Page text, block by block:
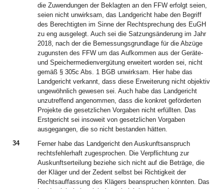
die Zuwendungen der Beklagten an den FFW erfolgt seien,
seien nicht unwirksam, das Landgericht habe den Begriff
des Berechtigten im Sinne der Rechtsprechung des EuGH
zu eng ausgelegt. Auch sei die Satzungsänderung im Jahr
2018, nach der die Bemessungsgrundlage für die Abzüge
zugunsten des FFW um das Aufkommen aus der Geräte-
und Speichermedienvergütung erweitert worden sei, nicht
gemäß § 305c Abs. 1 BGB unwirksam. Hier habe das
Landgericht verkannt, dass diese Erweiterung nicht objektiv
ungewöhnlich gewesen sei. Auch habe das Landgericht
unzutreffend angenommen, dass die konkret geförderten
Projekte die gesetzlichen Vorgaben nicht erfüllten. Das
Erstgericht sei insoweit von gesetzlichen Vorgaben
ausgegangen, die so nicht bestanden hätten.
34
Ferner habe das Landgericht den Auskunftsanspruch
rechtsfehlerhaft zugesprochen. Die Verpflichtung zur
Auskunftserteilung beziehe sich nicht auf die Beträge, die
der Kläger und der Zedent selbst bei Richtigkeit der
Rechtsauffassung des Klägers beanspruchen könnten. Das